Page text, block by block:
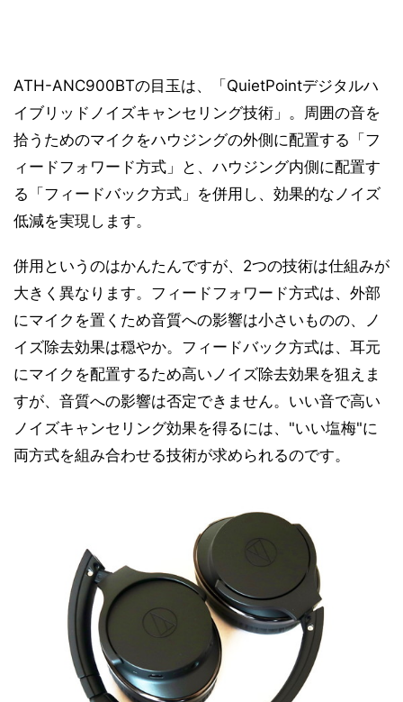
ATH-ANC900BTの目玉は、「QuietPointデジタルハ
イブリッドノイズキャンセリング技術」。周囲の音を
拾うためのマイクをハウジングの外側に配置する「フ
ィードフォワード方式」と、ハウジング内側に配置す
る「フィードバック方式」を併用し、効果的なノイズ
低減を実現します。
併用というのはかんたんですが、2つの技術は仕組みが
大きく異なります。フィードフォワード方式は、外部
にマイクを置くため音質への影響は小さいものの、ノ
イズ除去効果は穏やか。フィードバック方式は、耳元
にマイクを配置するため高いノイズ除去効果を狙えま
すが、音質への影響は否定できません。いい音で高い
ノイズキャンセリング効果を得るには、"いい塩梅"に
両方式を組み合わせる技術が求められるのです。